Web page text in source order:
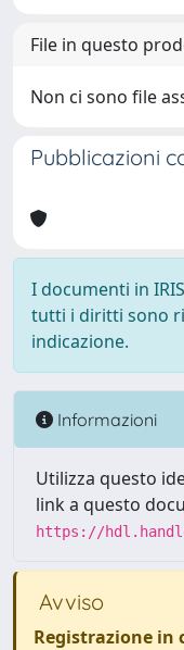
File in questo
Non ci sono file
Pubblicazioni
I documenti in
tutti i diritti sono
indicazione.
Informazioni
Utilizza questo
link a questo
https://
Avviso
Registrazione in